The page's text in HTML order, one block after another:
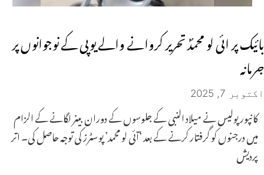
بائیک پر ائی لو محمدؐ تحریر کروانے والے یوپی کے نوجوانوں پر
جرمانہ
اکتوبر 7, 2025
کانپور پولیس نے میلاد النبی کے جلوسوں کے دوران بینر لگانے کے الزام
میں درجنوں کو گرفتار کرنے کے بعد ‘آئی لو محمد’ پوسٹرز کی توجہ حاصل کی۔ اتر
پردیش